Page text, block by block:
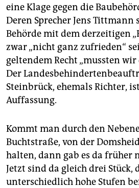
genossenschaft
epaper login
eine Klage gegen die
Deren Sprecher Jens Tittmann
Behörde mit dem derzeitigen
zwar „nicht ganz zufrieden“
geltendem Recht „mussten wir
Der
Steinbrück, ehemals Richter,
Auffassung.
Kommt man durch den
Buchtstraße, von der
halten, dann gab es da früher
Jetzt sind da gleich drei Stück,
unterschiedlich hohe Stufen